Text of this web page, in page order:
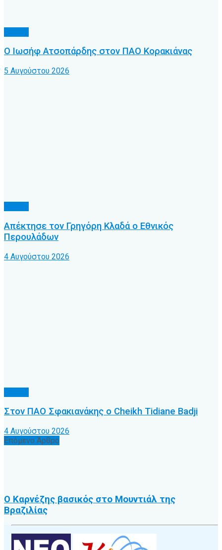
Ο Ιωσήφ Ατσοπάρδης στον ΠΑΟ Κορακιάνας
5 Αυγούστου 2026
Απέκτησε τον Γρηγόρη Κλαδά ο Εθνικός
Περουλάδων
4 Αυγούστου 2026
Στον ΠΑΟ Σφακιανάκης ο Cheikh Tidiane Badji
4 Αυγούστου 2026
Επόμενο Άρθρο
Ο Καρνέζης βασικός στο Μουντιάλ της
Βραζιλίας